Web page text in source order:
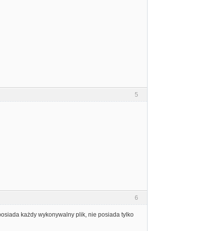
5
6
każdy wykonywalny plik, nie posiada tylko